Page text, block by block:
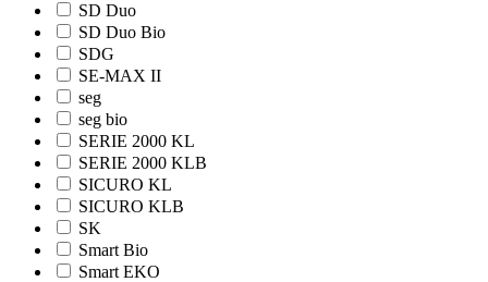
SD Duo
SD Duo Bio
SDG
SE-MAX II
seg
seg bio
SERIE 2000 KL
SERIE 2000 KLB
SICURO KL
SICURO KLB
SK
Smart Bio
Smart EKO